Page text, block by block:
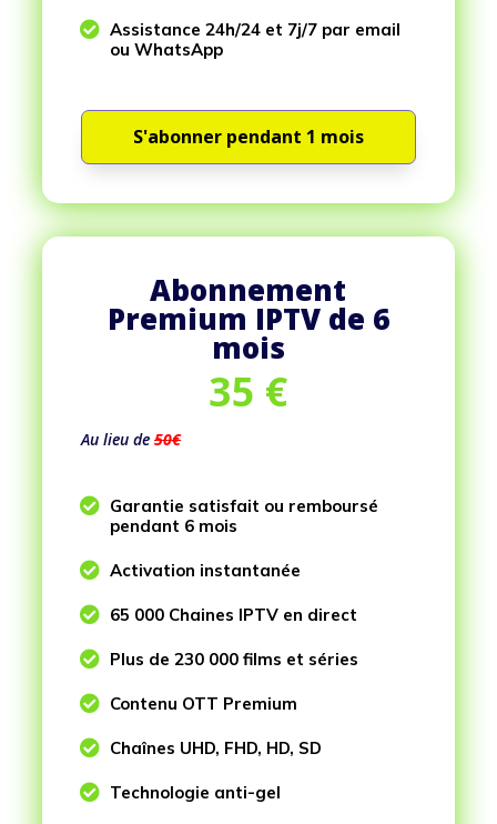
 Assistance 24h/24 et 7j/7 par email
ou WhatsApp
S'abonner pendant 1 mois
Abonnement
Premium IPTV de 6
mois
35 €
Au lieu de50€
 Garantie satisfait ou remboursé
pendant 6 mois
 Activation instantanée
 65 000 Chaines IPTV en direct
 Plus de 230 000 films et séries
 Contenu OTT Premium
 Chaînes UHD, FHD, HD, SD
 Technologie anti-gel